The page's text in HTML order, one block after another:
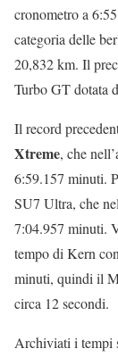
cronometro a
categoria delle
20,832 km. Il
Turbo GT dotata
Il record
Xtreme, che
6:59.157 minuti.
SU7 Ultra, che
7:04.957 minuti.
tempo di Kern
minuti, quindi il
circa 12 secondi.
Archiviati i tempi